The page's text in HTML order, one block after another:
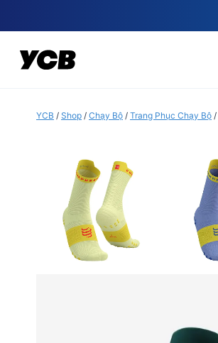
to
content
YCB / Shop / Chạy Bộ / Trang Phục Chạy Bộ /